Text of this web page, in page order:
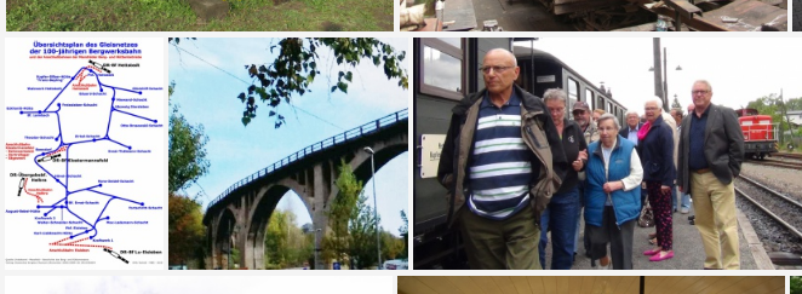
Auf dem Gelände der MaLoWa (Foto Sauerzapfe 2005) Rekonstruktion einer Lok - MaLoWa (Foto Sauerzapfe 2005)